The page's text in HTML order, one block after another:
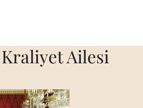
Ailesi